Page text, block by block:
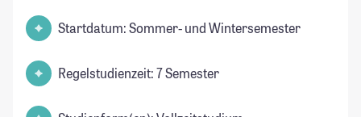
Startdatum: Sommer- und Wintersemester
Regelstudienzeit: 7 Semester